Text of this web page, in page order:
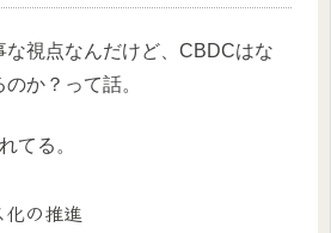
な視点なんだけど、CBDCはな
か？って話。
てる。
の推進